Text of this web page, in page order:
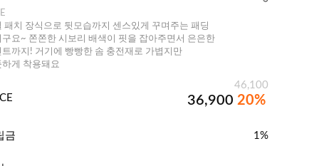
패치 장식으로 뒷모습까지 센스있게 꾸며주는 패딩
구요~ 쫀쫀한 시보리 배색이 핏을 잡아주면서 은은한
트까지! 거기에 빵빵한 솜 충전재로 가볍지만
하게 착용돼요
46,100
36,900 20%
금 1%